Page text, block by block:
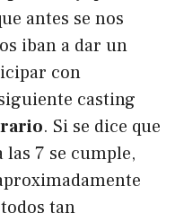
antes se nos
iban a dar un
con
casting
. Si se dice que
las 7 se cumple,
tan